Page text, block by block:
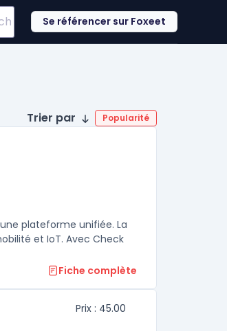
Se référencer sur Foxeet
Trier par Popularité
plateforme unifiée. La
et IoT. Avec Check
Fiche complète
Prix : 45.00